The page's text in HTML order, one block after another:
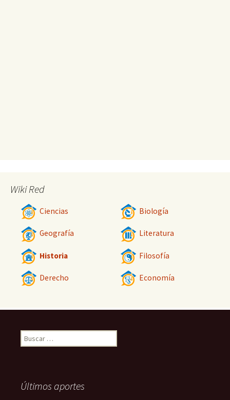
Wiki Red
Ciencias Biología
Geografía Literatura
Historia Filosofía
Derecho Economía
Buscar:
Últimos aportes